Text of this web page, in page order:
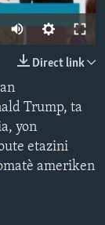
Direct link
Trump, ta
yon
etazini
ameriken